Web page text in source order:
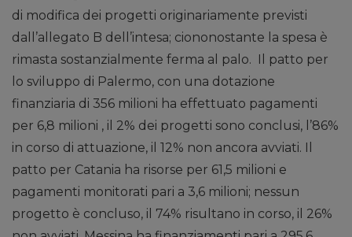
di modifica dei progetti originariamente previsti
dall’allegato B dell’intesa; ciononostante la spesa è
rimasta sostanzialmente ferma al palo. Il patto per
lo sviluppo di Palermo, con una dotazione
finanziaria di 356 milioni ha effettuato pagamenti
per 6,8 milioni , il 2% dei progetti sono conclusi, l’86%
in corso di attuazione, il 12% non ancora avviati. Il
patto per Catania ha risorse per 61,5 milioni e
pagamenti monitorati pari a 3,6 milioni; nessun
progetto è concluso, il 74% risultano in corso, il 26%